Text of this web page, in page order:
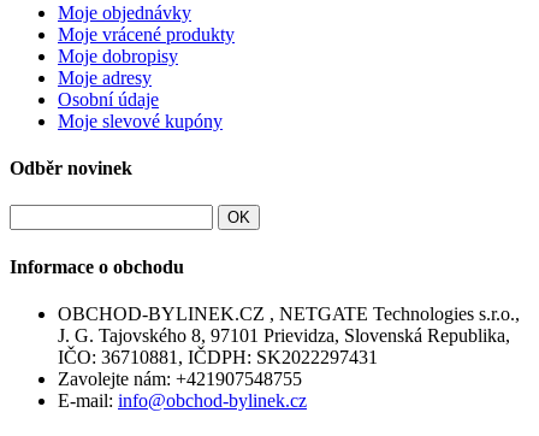
Moje objednávky
Moje vrácené produkty
Moje dobropisy
Moje adresy
Osobní údaje
Moje slevové kupóny
Odběr novinek
OK
Informace o obchodu
OBCHOD-BYLINEK.CZ , NETGATE Technologies s.r.o.,
J. G. Tajovského 8, 97101 Prievidza, Slovenská Republika,
IČO: 36710881, IČDPH: SK2022297431
Zavolejte nám: +421907548755
E-mail: info@obchod-bylinek.cz